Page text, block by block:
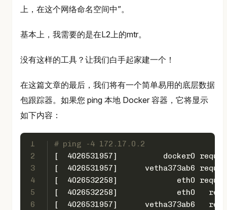
上，在这个网络命名空间中”。
基本上，我需要的是在L2上的mtr。
没有这样的工具？让我们白手起家建一个！
在这篇文章的最后，我们将有一个简单易用的底层数据
包跟踪器。如果您 ping 本地 Docker 容器，它将显示
如下内容：
1
2
3
4
5
6
# ping -4 172.17.0.2
[  4026531957]          docker0
[  4026531957]      vetha373ab6
[  4026532258]             eth0
[  4026532258]             eth0
[  4026531957]      vetha373ab6